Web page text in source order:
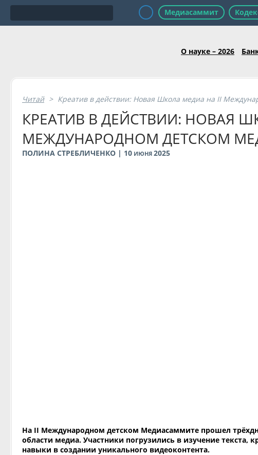
Медиасаммит
О науке – 2026
Читай > Креатив в действии: Новая Школа медиа на II
КРЕАТИВ В ДЕЙСТВИИ: НОВАЯ
МЕЖДУНАРОДНОМ ДЕТСКОМ
ПОЛИНА СТРЕБЛИЧЕНКО | 10 ИЮНЯ 2025
На II Международном детском Медиасаммите прошел
области медиа. Участники погрузились в изучение текста,
навыки в создании уникального видеоконтента.